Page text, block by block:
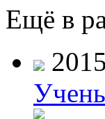
Ещё в